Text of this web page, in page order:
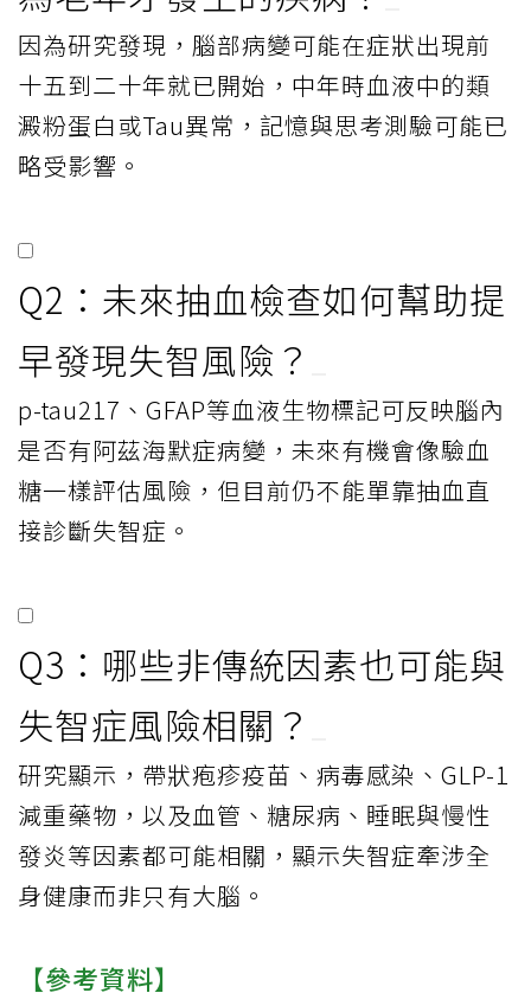
因為研究發現，腦部病變可能在症狀出現前
十五到二十年就已開始，中年時血液中的類
澱粉蛋白或Tau異常，記憶與思考測驗可能已
略受影響。
Q2：未來抽血檢查如何幫助提
早發現失智風險？
p-tau217、GFAP等血液生物標記可反映腦內
是否有阿茲海默症病變，未來有機會像驗血
糖一樣評估風險，但目前仍不能單靠抽血直
接診斷失智症。
Q3：哪些非傳統因素也可能與
失智症風險相關？
研究顯示，帶狀疱疹疫苗、病毒感染、GLP-1
減重藥物，以及血管、糖尿病、睡眠與慢性
發炎等因素都可能相關，顯示失智症牽涉全
身健康而非只有大腦。
【參考資料】